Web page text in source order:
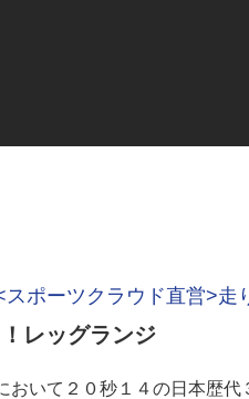
スポーツクラウド直営>走
レッグランジ
おいて２０秒１４の日本歴